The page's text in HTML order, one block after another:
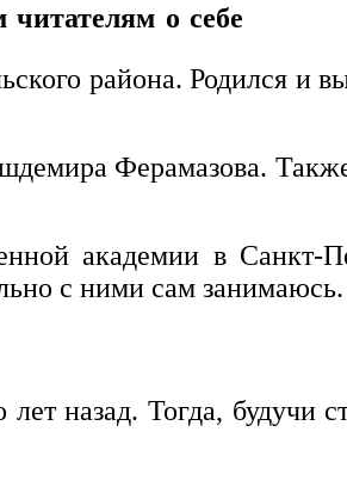
о себе
района. Родился и
Ферамазова.
академии в Санкт-
с ними сам занимаюсь.
назад. Тогда, будучи